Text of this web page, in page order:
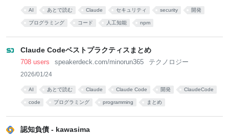
AI あとで読む Claude セキュリティ security 開発
プログラミング コード 人工知能 npm
Claude Codeベストプラクティスまとめ
708 users speakerdeck.com/minorun365 テクノロジー
2026/01/24
AI あとで読む Claude Claude Code 開発 ClaudeCode
code プログラミング programming まとめ
認知負債 - kawasima